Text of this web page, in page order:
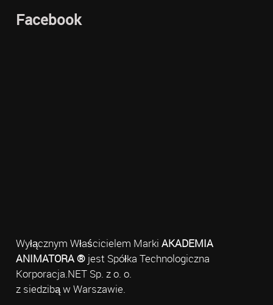
Facebook
Wyłącznym Właścicielem Marki AKADEMIA
ANIMATORA ®jest Spółka Technologiczna
Korporacja.NET Sp. z o. o.
z siedzibą w Warszawie.